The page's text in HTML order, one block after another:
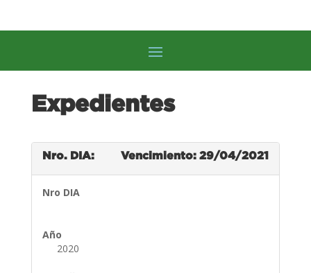
Expedientes
Nro. DIA: Vencimiento: 29/04/2021
Nro DIA
Año
2020